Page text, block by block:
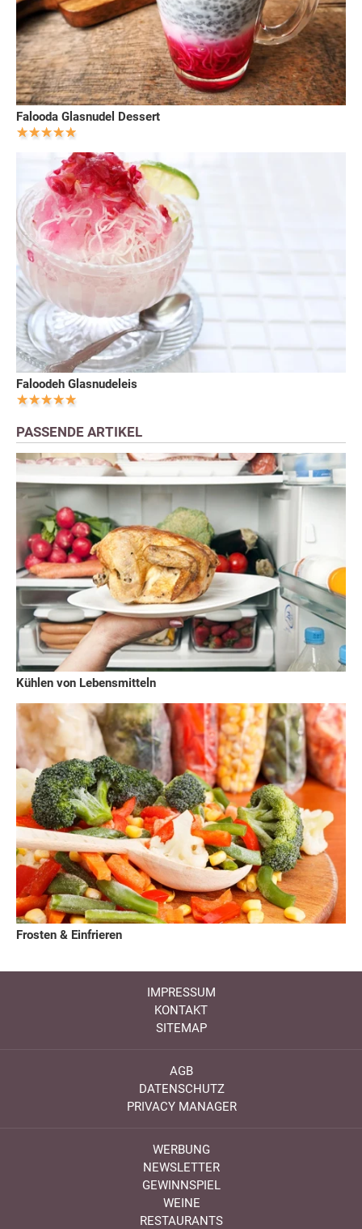
Falooda Glasnudel Dessert
Faloodeh Glasnudeleis
PASSENDE ARTIKEL
Kühlen von Lebensmitteln
Frosten & Einfrieren
IMPRESSUM
KONTAKT
SITEMAP
AGB
DATENSCHUTZ
PRIVACY MANAGER
WERBUNG
NEWSLETTER
GEWINNSPIEL
WEINE
RESTAURANTS